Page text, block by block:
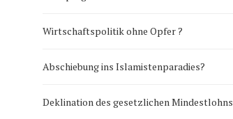
Wirtschaftspolitik ohne Opfer ?
Abschiebung ins Islamistenparadies?
Deklination des gesetzlichen Mindestlohns